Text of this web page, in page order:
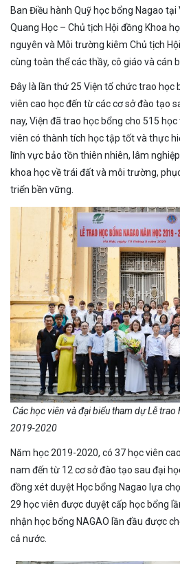
Ban Điều hành Quỹ học bổng Nagao tại
Quang Học – Chủ tịch Hội đồng Khoa
nguyên và Môi trường kiêm Chủ tịch
cùng toàn thể các thầy, cô giáo và cán
Đây là lần thứ 25 Viện tổ chức trao học
viên cao học đến từ các cơ sở đào tạo
nay, Viện đã trao học bổng cho 515
viên có thành tích học tập tốt và thực
lĩnh vực bảo tồn thiên nhiên, lâm
khoa học về trái đất và môi trường,
triển bền vững.
Các học viên và đại biểu tham dự Lễ
2019-2020
Năm học 2019-2020, có 37 học viên
nam đến từ 12 cơ sở đào tạo sau đại
đồng xét duyệt Học bổng Nagao lựa
29 học viên được duyệt cấp học bổng
nhận học bổng NAGAO lần đầu được
cả nước.